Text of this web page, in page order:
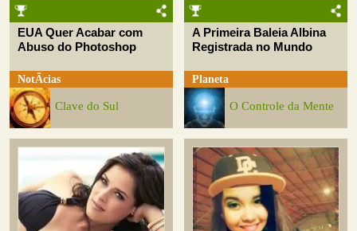
EUA Quer Acabar com
Abuso do Photoshop
NotÃ­cias
Clave do Sul
A Primeira Baleia Albina
Registrada no Mundo
Planeta
O Controle da Mente